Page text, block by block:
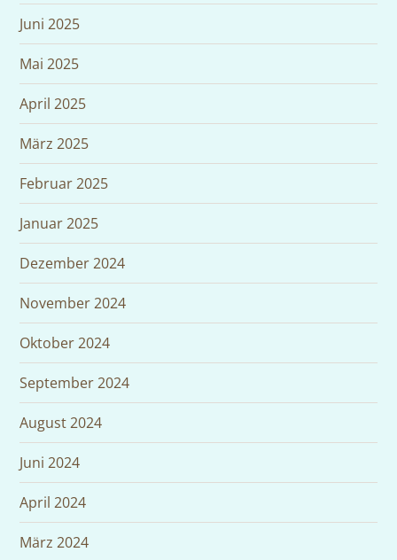
Juni 2025
Mai 2025
April 2025
März 2025
Februar 2025
Januar 2025
Dezember 2024
November 2024
Oktober 2024
September 2024
August 2024
Juni 2024
April 2024
März 2024